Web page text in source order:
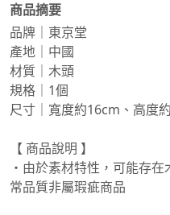
商品摘要
品牌｜東京堂
產地｜中國
材質｜木頭
規格｜1個
尺寸｜寬度約16cm、高度
【 商品說明 】
・由於素材特性，可能存
常品質非屬瑕疵商品